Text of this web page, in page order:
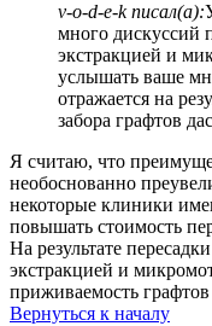
v-o-d-e-k писал(а):
много дискуссий
экстракцией и
услышать ваше
отражается на
забора графтов
Я считаю, что
необоснованно
некоторые клиники
повышать стоимость
На результате
экстракцией и
приживаемость
Вернуться к началу